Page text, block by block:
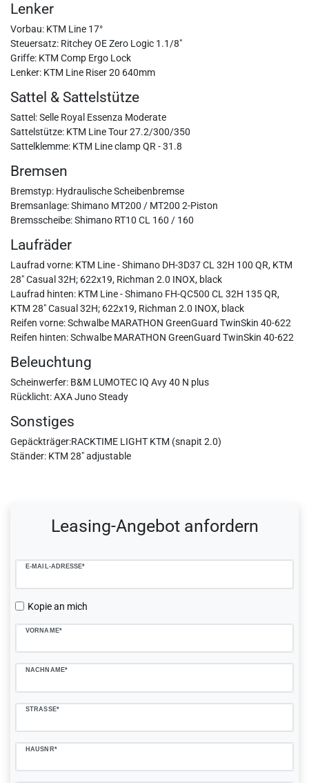
Lenker
Vorbau: KTM Line 17°
Steuersatz: Ritchey OE Zero Logic 1.1/8"
Griffe: KTM Comp Ergo Lock
Lenker: KTM Line Riser 20 640mm
Sattel & Sattelstütze
Sattel: Selle Royal Essenza Moderate
Sattelstütze: KTM Line Tour 27.2/300/350
Sattelklemme: KTM Line clamp QR - 31.8
Bremsen
Bremstyp: Hydraulische Scheibenbremse
Bremsanlage: Shimano MT200 / MT200 2-Piston
Bremsscheibe: Shimano RT10 CL 160 / 160
Laufräder
Laufrad vorne: KTM Line - Shimano DH-3D37 CL 32H 100 QR, KTM
28" Casual 32H; 622x19, Richman 2.0 INOX, black
Laufrad hinten: KTM Line - Shimano FH-QC500 CL 32H 135 QR,
KTM 28" Casual 32H; 622x19, Richman 2.0 INOX, black
Reifen vorne: Schwalbe MARATHON GreenGuard TwinSkin 40-622
Reifen hinten: Schwalbe MARATHON GreenGuard TwinSkin 40-622
Beleuchtung
Scheinwerfer: B&M LUMOTEC IQ Avy 40 N plus
Rücklicht: AXA Juno Steady
Sonstiges
Gepäckträger:RACKTIME LIGHT KTM (snapit 2.0)
Ständer: KTM 28" adjustable
Leasing-Angebot anfordern
E-MAIL-ADRESSE*
Kopie an mich
VORNAME*
NACHNAME*
STRASSE*
HAUSNR*